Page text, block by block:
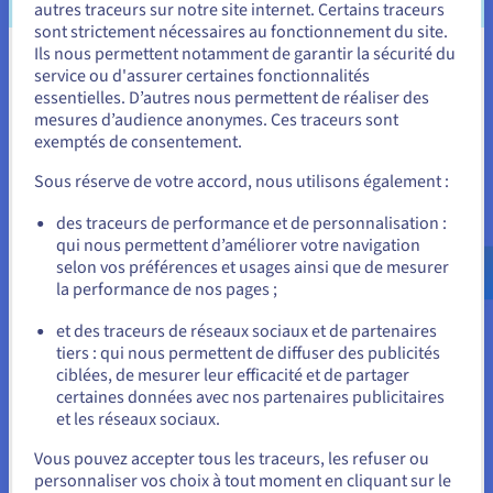
d'autres utilisateurs ou sites web).
Pour une utilisation quotidienne des appareils Internet
comme la navigation sur des sites web, le streaming vidéo et
les jeux en ligne, une IP dynamique standard fonctionne
parfaitement bien. Cependant, sécuriser une IP statique ou
dédiée offre des avantages significatifs dans plusieurs
l'intention d'héberger vos propres services directement
accessibles depuis Internet—comme un site web, un
serveur de messagerie, un serveur de jeu, un serveur
FTP ou des applications spécifiques—une adresse IP
pour les appareils et les réseaux hôtes. Une IP statique
garantit que votre service reste constamment accessible
au même numéro.
Configurations de sécurité améliorées (liste
: De nombreux systèmes de sécurité et
pare-feu permettent aux administrateurs de configurer
Vous semblez être localisé en États-
Unis.
Pour commander, rendez-vous sur le site de votre pays (États-
Allez sur le site États-Unis
us.ovhcloud.com/learn Anglais USD - $
ou
Rester sur le site actuel
Sélectionner un autre site web
autres traceurs sur notre site internet. Certains traceurs
sont strictement nécessaires au fonctionnement du site.
Ils nous permettent notamment de garantir la sécurité du
service ou d'assurer certaines fonctionnalités
essentielles. D’autres nous permettent de réaliser des
mesures d’audience anonymes. Ces traceurs sont
exemptés de consentement.
Sous réserve de votre accord, nous utilisons également :
des traceurs de performance et de personnalisation :
qui nous permettent d’améliorer votre navigation
selon vos préférences et usages ainsi que de mesurer
la performance de nos pages ;
et des traceurs de réseaux sociaux et de partenaires
tiers : qui nous permettent de diffuser des publicités
ciblées, de mesurer leur efficacité et de partager
certaines données avec nos partenaires publicitaires
et les réseaux sociaux.
Vous pouvez accepter tous les traceurs, les refuser ou
personnaliser vos choix à tout moment en cliquant sur le